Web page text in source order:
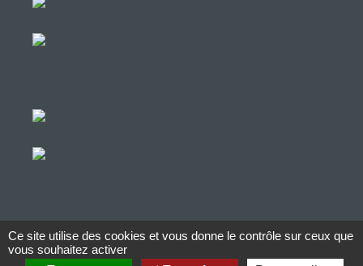
© Copyright Aucop – 2022
Ce site utilise des cookies et vous donne le contrôle sur ceux que
vous souhaitez activer